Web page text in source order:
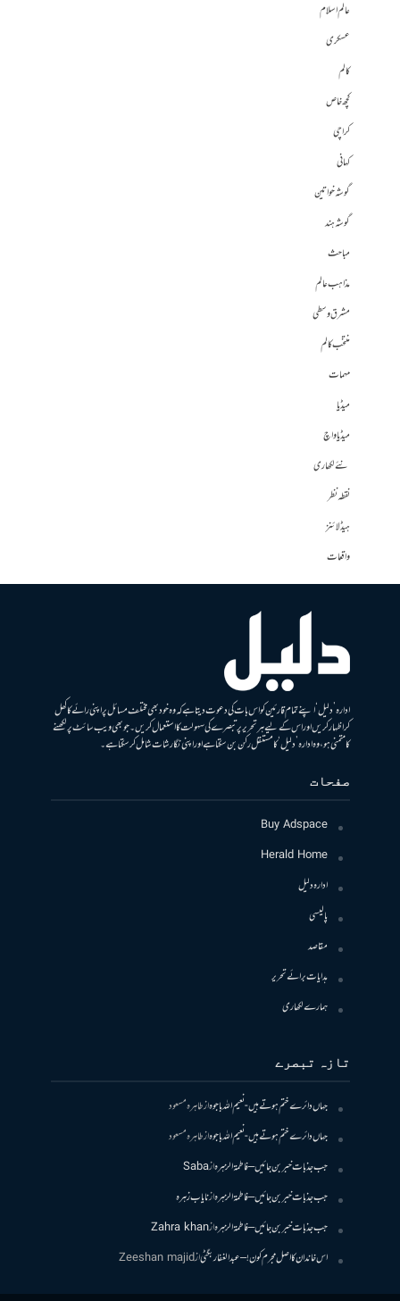
عالم اسلام
عسکری
کالم
کچھ خاص
کراچی
کہانی
گوشہ خواتین
گوشہ ہند
مباحث
مذاہب عالم
مشرق وسطی
منتخب کالم
مہمات
میڈیا
میڈیا واچ
نئے لکھاری
نقطہ نظر
ہیڈلائنز
واقعات
ادارہ ’دلیل‘ اپنے تمام قارئین کو اس بات کی دعوت دیتا ہے کہ وہ خود بھی مختلف مسائل پر اپنی رائے کا کھل
کر اظہار کریں اور اس کے لیے ہر تحریر پر تبصرے کی سہولت کا استعمال کریں۔ جو بھی ویب سائٹ پر لکھنے
کا متمنی ہو، وہ ادارہ ’دلیل‘ کا مستقل رکن بن سکتا ہے اور اپنی نگارشات شامل کرسکتا ہے۔
صفحات
Buy Adspace
Herald Home
ادارہ دلیل
پالیسی
مقاصد
ہدایات برائے تحریر
ہمارے لکھاری
تازہ تبصرے
جہاں دائرے ختم ہوتے ہیں- نعیم اللہ باجوہازطاہرہ مسعود
جہاں دائرے ختم ہوتے ہیں- نعیم اللہ باجوہازطاہرہ مسعود
جب جذبات خبر بن جائیں – فاطمۃالزہرہازSaba
جب جذبات خبر بن جائیں – فاطمۃالزہرہازنایاب زہرہ
جب جذبات خبر بن جائیں – فاطمۃالزہرہازZahra khan
اس خاندان کا اصل مجرم کون! – عبدالغفار بگٹیازZeeshan majid